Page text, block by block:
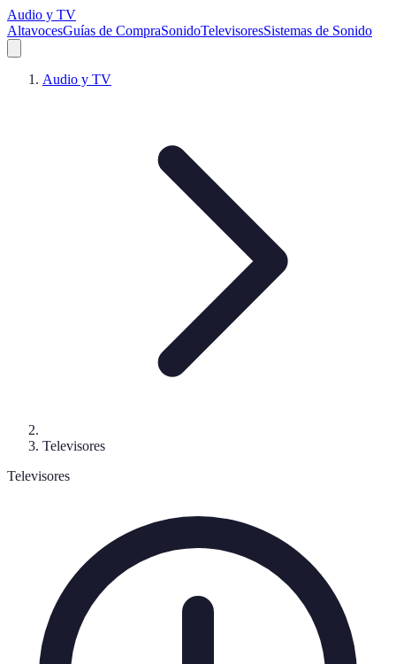
Audio y TV
AltavocesGuías de CompraSonidoTelevisoresSistemas de Sonido
Audio y TV
Televisores
Televisores